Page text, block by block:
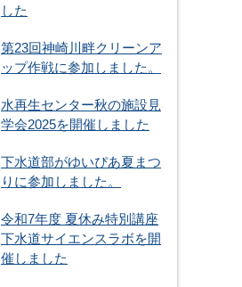
した
第23回神崎川畔クリーンア
ップ作戦に参加しました。
水再生センター秋の施設見
学会2025を開催しました
下水道部がゆいぴあ夏まつ
りに参加しました。
令和7年度 夏休み特別講座
下水道サイエンスラボを開
催しました